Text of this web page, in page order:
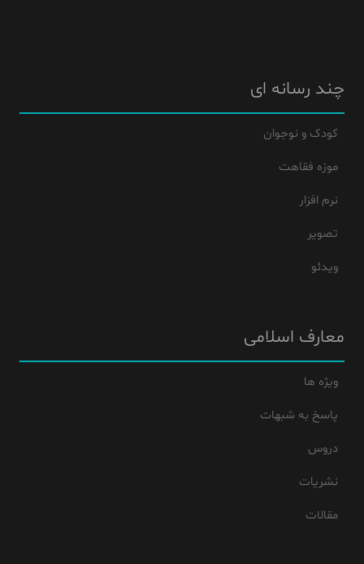
چند رسانه ای
کودک و نوجوان
موزه فقاهت
نرم افزار
تصویر
ویدئو
معارف اسلامی
ویژه ها
پاسخ به شبهات
دروس
نشریات
مقالات